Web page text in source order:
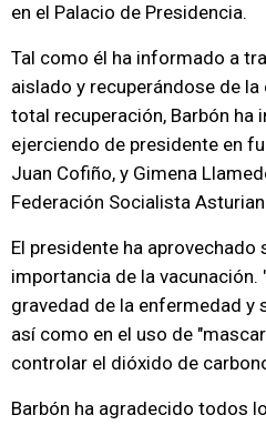
en el Palacio de Presidencia.
Tal como él ha informado a
aislado y recuperándose de
total recuperación, Barbón ha
ejerciendo de presidente en
Juan Cofiño, y Gimena
Federación Socialista
El presidente ha aprovechado
importancia de la vacunación.
gravedad de la enfermedad y
así como en el uso de
controlar el dióxido de
Barbón ha agradecido todos